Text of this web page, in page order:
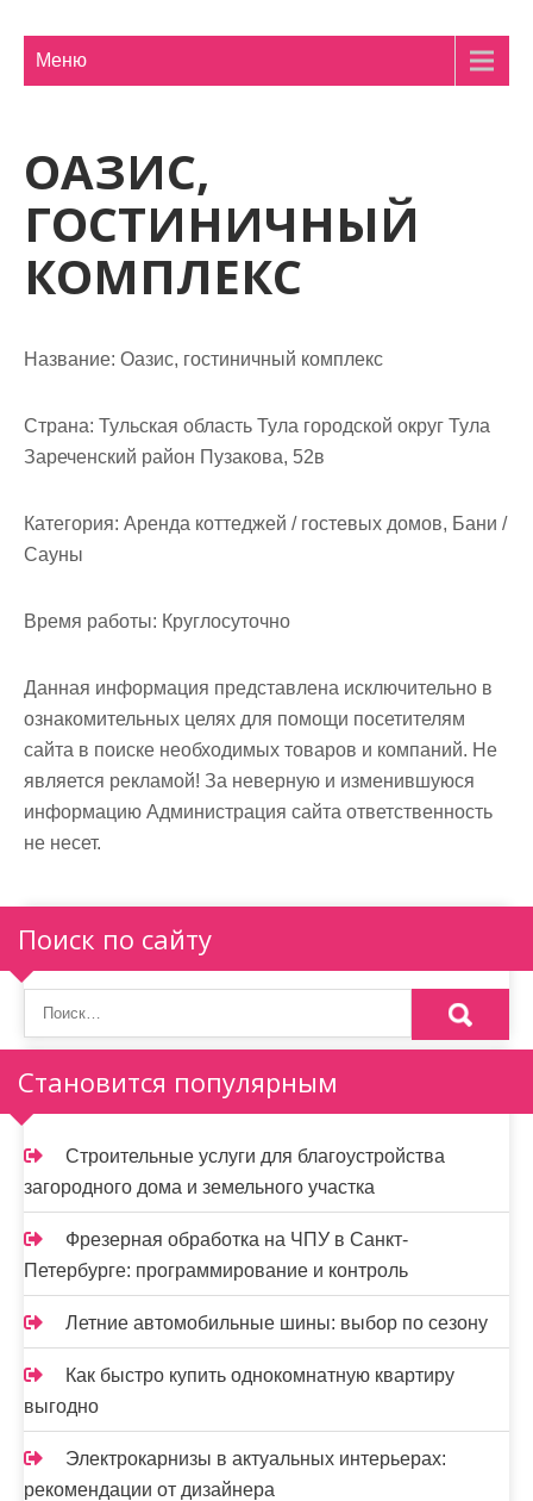
Меню
ОАЗИС,
ГОСТИНИЧНЫЙ
КОМПЛЕКС
Название: Оазис, гостиничный комплекс
Страна: Тульская область Тула городской округ Тула
Зареченский район Пузакова, 52в
Категория: Аренда коттеджей / гостевых домов, Бани /
Сауны
Время работы: Круглосуточно
Данная информация представлена исключительно в
ознакомительных целях для помощи посетителям
сайта в поиске необходимых товаров и компаний. Не
является рекламой! За неверную и изменившуюся
информацию Администрация сайта ответственность
не несет.
Поиск по сайту
Становится популярным
Строительные услуги для благоустройства
загородного дома и земельного участка
Фрезерная обработка на ЧПУ в Санкт-
Петербурге: программирование и контроль
Летние автомобильные шины: выбор по сезону
Как быстро купить однокомнатную квартиру
выгодно
Электрокарнизы в актуальных интерьерах:
рекомендации от дизайнера